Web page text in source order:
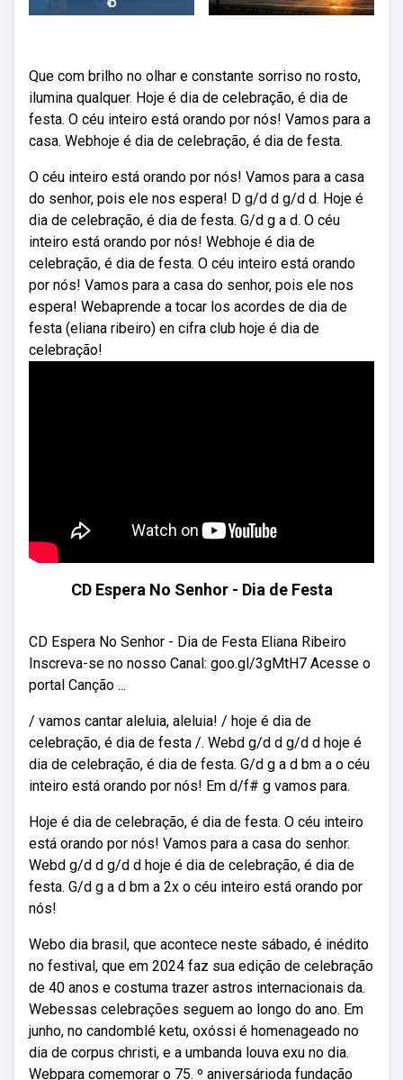
Que com brilho no olhar e constante sorriso no rosto,
ilumina qualquer. Hoje é dia de celebração, é dia de
festa. O céu inteiro está orando por nós! Vamos para a
casa. Webhoje é dia de celebração, é dia de festa.
O céu inteiro está orando por nós! Vamos para a casa
do senhor, pois ele nos espera! D g/d d g/d d. Hoje é
dia de celebração, é dia de festa. G/d g a d. O céu
inteiro está orando por nós! Webhoje é dia de
celebração, é dia de festa. O céu inteiro está orando
por nós! Vamos para a casa do senhor, pois ele nos
espera! Webaprende a tocar los acordes de dia de
festa (eliana ribeiro) en cifra club hoje é dia de
celebração!
CD Espera No Senhor - Dia de Festa
CD Espera No Senhor - Dia de Festa Eliana Ribeiro
Inscreva-se no nosso Canal: goo.gl/3gMtH7 Acesse o
portal Canção ...
/ vamos cantar aleluia, aleluia! / hoje é dia de
celebração, é dia de festa /. Webd g/d d g/d d hoje é
dia de celebração, é dia de festa. G/d g a d bm a o céu
inteiro está orando por nós! Em d/f# g vamos para.
Hoje é dia de celebração, é dia de festa. O céu inteiro
está orando por nós! Vamos para a casa do senhor.
Webd g/d d g/d d hoje é dia de celebração, é dia de
festa. G/d g a d bm a 2x o céu inteiro está orando por
nós!
Webo dia brasil, que acontece neste sábado, é inédito
no festival, que em 2024 faz sua edição de celebração
de 40 anos e costuma trazer astros internacionais da.
Webessas celebrações seguem ao longo do ano. Em
junho, no candomblé ketu, oxóssi é homenageado no
dia de corpus christi, e a umbanda louva exu no dia.
Webpara comemorar o 75. º aniversárioda fundação